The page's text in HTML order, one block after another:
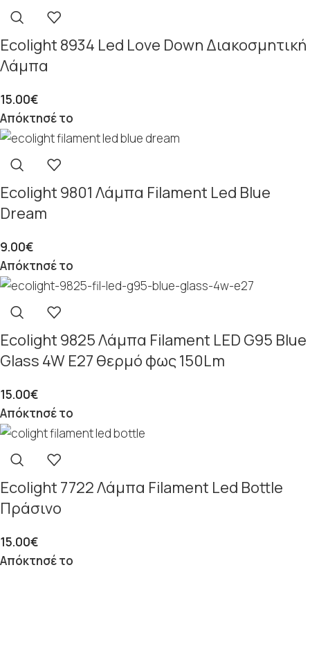
Ecolight 8934 Led Love Down Διακοσμητική
Λάμπα
15.00€
Απόκτησέ το
Ecolight 9801 Λάμπα Filament Led Blue
Dream
9.00€
Απόκτησέ το
Ecolight 9825 Λάμπα Filament LED G95 Blue
Glass 4W E27 θερμό φως 150Lm
15.00€
Απόκτησέ το
Εcolight 7722 Λάμπα Filament Led Bottle
Πράσινο
15.00€
Απόκτησέ το